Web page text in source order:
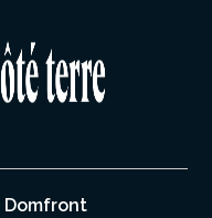
Domfront